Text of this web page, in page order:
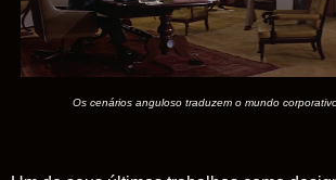
Os cenários anguloso traduzem o mundo